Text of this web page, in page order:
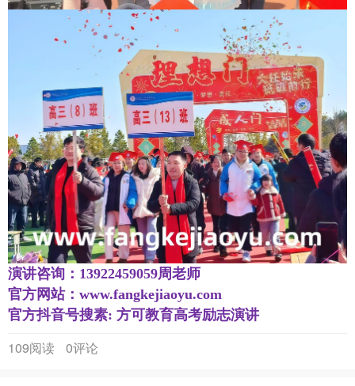
演讲咨询：13922459059周老师
官方网站：www.fangkejiaoyu.com
官方抖音号搜素: 方可教育高考励志演讲
109阅读 0评论